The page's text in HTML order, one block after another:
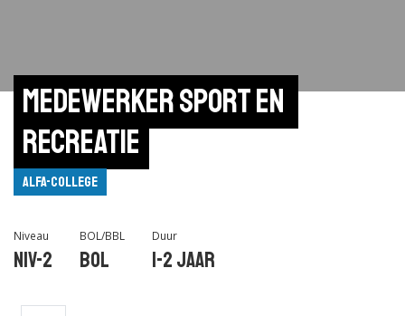
Medewerker sport en
recreatie
Alfa-college
Niveau
Niv-2
BOL/BBL
BOL
Duur
1-2 jaar